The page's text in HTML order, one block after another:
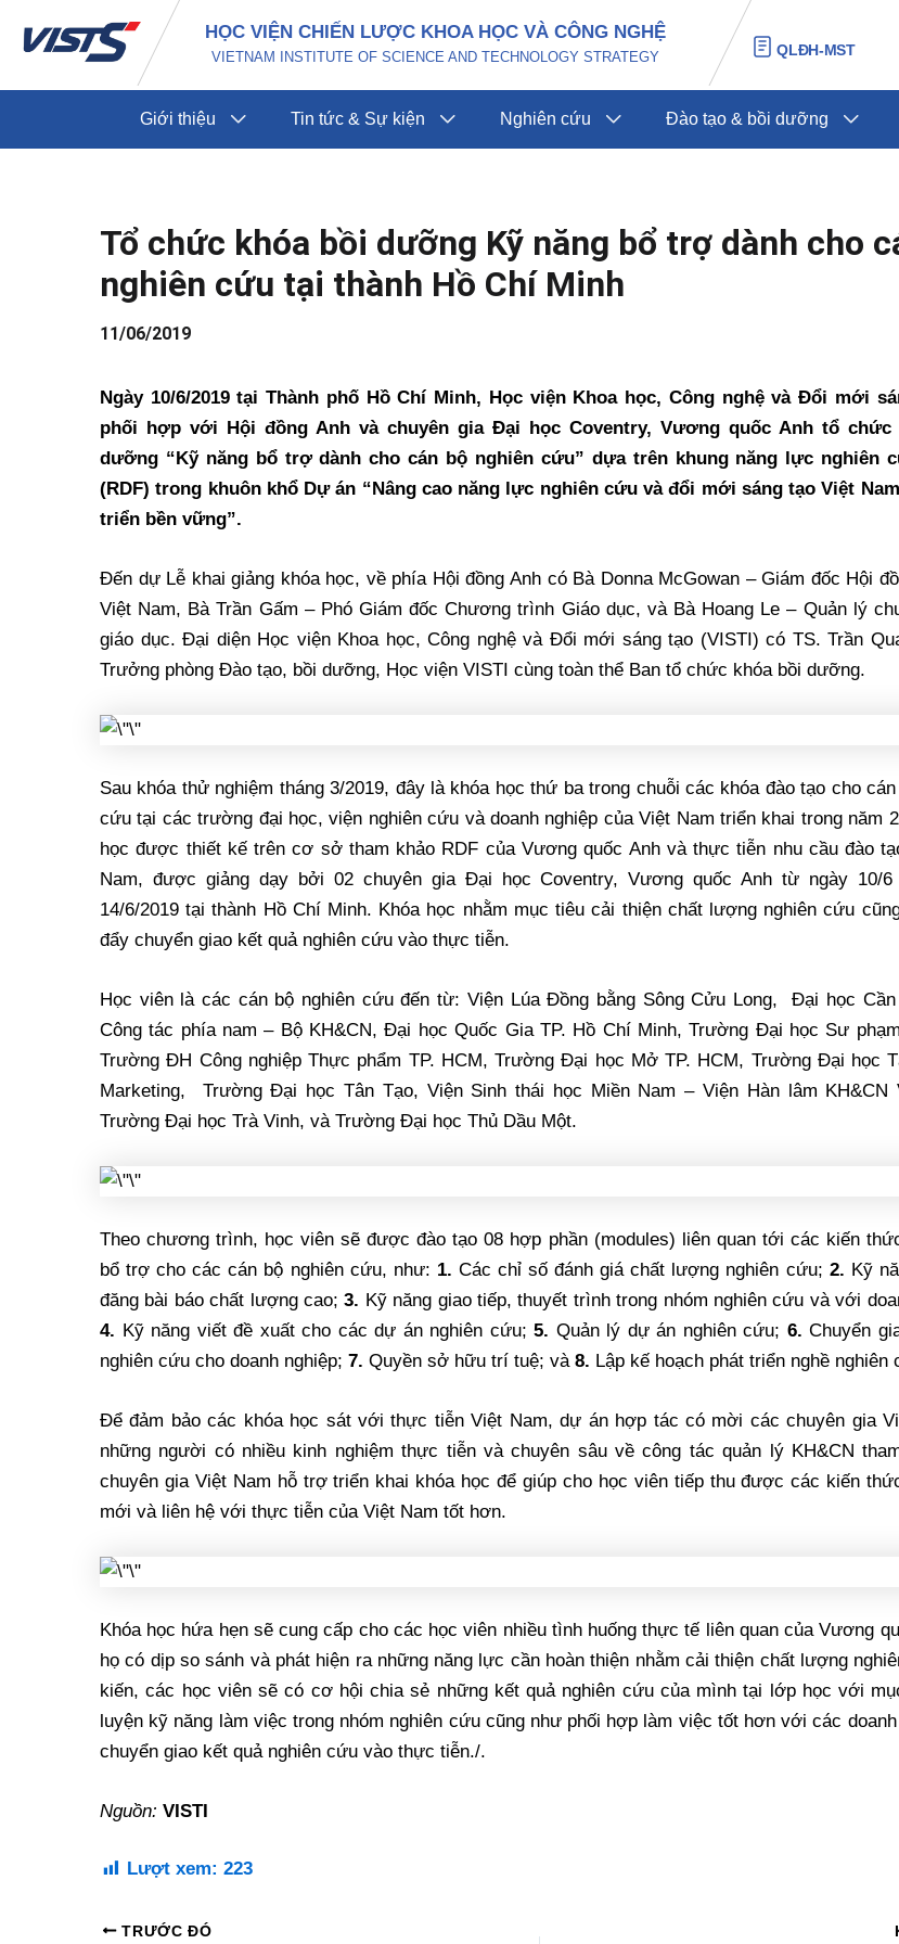
HỌC VIỆN CHIẾN LƯỢC KHOA HỌC VÀ CÔNG NGHỆ
VIETNAM INSTITUTE OF SCIENCE AND TECHNOLOGY STRATEGY QLĐH-MST
Giới thiệu Tin tức & Sự kiện Nghiên cứu Đào tạo & bồi dưỡng
Tổ chức khóa bồi dưỡng Kỹ năng bổ trợ dành cho
nghiên cứu tại thành Hồ Chí Minh
11/06/2019
Ngày 10/6/2019 tại Thành phố Hồ Chí Minh, Học viện Khoa học, Công nghệ và Đổi mới
phối hợp với Hội đồng Anh và chuyên gia Đại học Coventry, Vương quốc Anh tổ chức
dưỡng “Kỹ năng bổ trợ dành cho cán bộ nghiên cứu” dựa trên khung năng lực nghiên
(RDF) trong khuôn khổ Dự án “Nâng cao năng lực nghiên cứu và đổi mới sáng tạo Việt
triển bền vững”.
Đến dự Lễ khai giảng khóa học, về phía Hội đồng Anh có Bà Donna McGowan – Giám đốc Hội
Việt Nam, Bà Trần Gấm – Phó Giám đốc Chương trình Giáo dục, và Bà Hoang Le – Quản lý
giáo dục. Đại diện Học viện Khoa học, Công nghệ và Đổi mới sáng tạo (VISTI) có TS. Trần
Trưởng phòng Đào tạo, bồi dưỡng, Học viện VISTI cùng toàn thể Ban tổ chức khóa bồi dưỡng.
Sau khóa thử nghiệm tháng 3/2019, đây là khóa học thứ ba trong chuỗi các khóa đào tạo cho
cứu tại các trường đại học, viện nghiên cứu và doanh nghiệp của Việt Nam triển khai trong năm
học được thiết kế trên cơ sở tham khảo RDF của Vương quốc Anh và thực tiễn nhu cầu đào
Nam, được giảng dạy bởi 02 chuyên gia Đại học Coventry, Vương quốc Anh từ ngày 10/6
14/6/2019 tại thành Hồ Chí Minh. Khóa học nhằm mục tiêu cải thiện chất lượng nghiên cứu
đẩy chuyển giao kết quả nghiên cứu vào thực tiễn.
Học viên là các cán bộ nghiên cứu đến từ: Viện Lúa Đồng bằng Sông Cửu Long, Đại học
Công tác phía nam – Bộ KH&CN, Đại học Quốc Gia TP. Hồ Chí Minh, Trường Đại học Sư
Trường ĐH Công nghiệp Thực phẩm TP. HCM, Trường Đại học Mở TP. HCM, Trường Đại học
Marketing, Trường Đại học Tân Tạo, Viện Sinh thái học Miền Nam – Viện Hàn lâm KH&CN
Trường Đại học Trà Vinh, và Trường Đại học Thủ Dầu Một.
Theo chương trình, học viên sẽ được đào tạo 08 hợp phần (modules) liên quan tới các kiến
bổ trợ cho các cán bộ nghiên cứu, như: 1. Các chỉ số đánh giá chất lượng nghiên cứu; 2. Kỹ
đăng bài báo chất lượng cao;3. Kỹ năng giao tiếp, thuyết trình trong nhóm nghiên cứu và với
4. Kỹ năng viết đề xuất cho các dự án nghiên cứu;5. Quản lý dự án nghiên cứu; 6. Chuyển
nghiên cứu cho doanh nghiệp; 7. Quyền sở hữu trí tuệ; và 8. Lập kế hoạch phát triển nghề nghiên
Để đảm bảo các khóa học sát với thực tiễn Việt Nam, dự án hợp tác có mời các chuyên gia
những người có nhiều kinh nghiệm thực tiễn và chuyên sâu về công tác quản lý KH&CN
chuyên gia Việt Nam hỗ trợ triển khai khóa học để giúp cho học viên tiếp thu được các kiến
mới và liên hệ với thực tiễn của Việt Nam tốt hơn.
Khóa học hứa hẹn sẽ cung cấp cho các học viên nhiều tình huống thực tế liên quan của Vương
họ có dịp so sánh và phát hiện ra những năng lực cần hoàn thiện nhằm cải thiện chất lượng
kiến, các học viên sẽ có cơ hội chia sẻ những kết quả nghiên cứu của mình tại lớp học với
luyện kỹ năng làm việc trong nhóm nghiên cứu cũng như phối hợp làm việc tốt hơn với các
chuyển giao kết quả nghiên cứu vào thực tiễn./.
Nguồn: VISTI
Lượt xem: 223
hướng
TRƯỚC ĐÓ